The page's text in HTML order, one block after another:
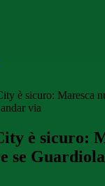
è sicuro: Maresca
via
è sicuro:
se Guardiola